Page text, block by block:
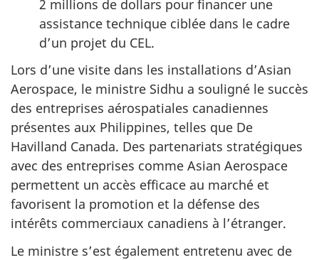
2 millions de dollars pour financer une
assistance technique ciblée dans le cadre
d’un projet du CEL.
Lors d’une visite dans les installations d’Asian
Aerospace, le ministre Sidhu a souligné le succès
des entreprises aérospatiales canadiennes
présentes aux Philippines, telles que De
Havilland Canada. Des partenariats stratégiques
avec des entreprises comme Asian Aerospace
permettent un accès efficace au marché et
favorisent la promotion et la défense des
intérêts commerciaux canadiens à l’étranger.
Le ministre s’est également entretenu avec de